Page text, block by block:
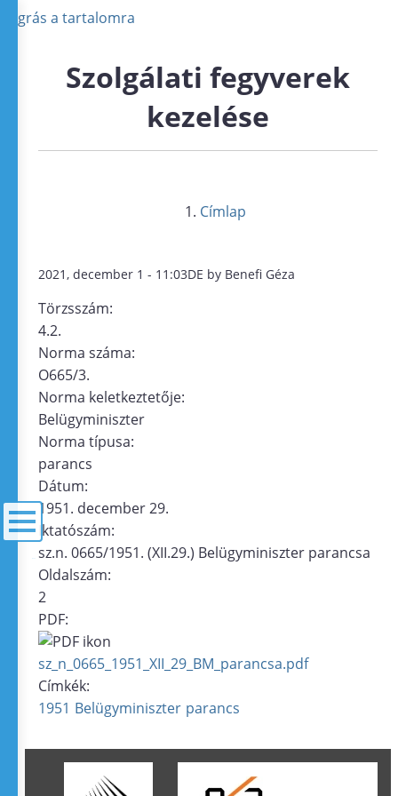
Ugrás a tartalomra
Szolgálati fegyverek
kezelése
Címlap
2021, december 1 - 11:03DE by Benefi Géza
Törzsszám:
4.2.
Norma száma:
O665/3.
Norma keletkeztetője:
Belügyminiszter
Norma típusa:
parancs
Dátum:
1951. december 29.
Iktatószám:
sz.n. 0665/1951. (XII.29.) Belügyminiszter parancsa
Oldalszám:
2
PDF:
sz_n_0665_1951_XII_29_BM_parancsa.pdf
Címkék:
1951 Belügyminiszter parancs